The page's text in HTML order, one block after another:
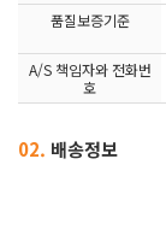
품질보증기준
A/S 책임자와 전화번
호
02. 배송정보